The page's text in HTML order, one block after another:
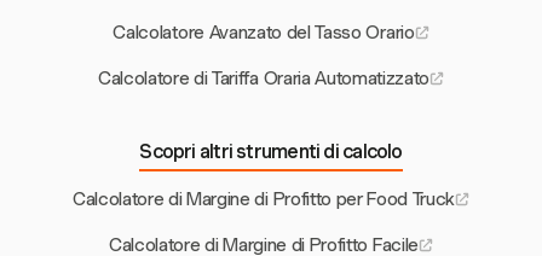
Calcolatore Avanzato del Tasso Orario
Calcolatore di Tariffa Oraria Automatizzato
Scopri altri strumenti di calcolo
Calcolatore di Margine di Profitto per Food Truck
Calcolatore di Margine di Profitto Facile